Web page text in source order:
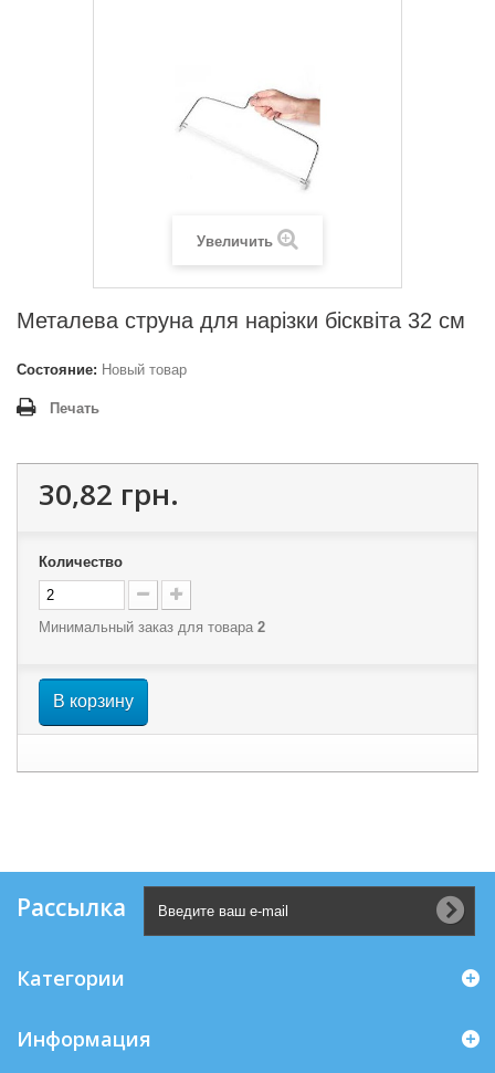
Увеличить
Металева струна для нарізки бісквіта 32 см
Состояние: Новый товар
Печать
30,82 грн.
Количество
Минимальный заказ для товара 2
В корзину
Рассылка
Категории
Информация